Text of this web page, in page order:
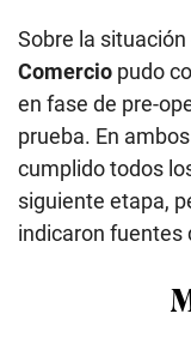
Sobre la
Comercio pudo
en fase de pre-
prueba. En
cumplido todos
siguiente etapa,
indicaron fuentes